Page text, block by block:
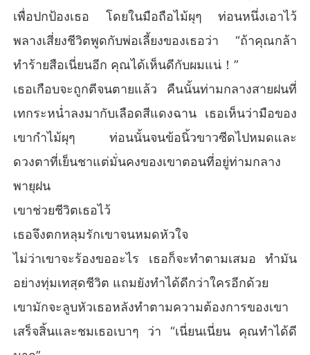
เพื่อปกป้องเธอ โดยในมือถือไม้ผุๆ ท่อนหนึ่งเอาไว้
พลางเสี่ยงชีวิตพูดกับพ่อเลี้ยงของเธอว่า “ถ้าคุณกล้า
ทำร้ายสือเนี่ยนอีก คุณได้เห็นดีกับผมแน่！”
เธอเกือบจะถูกตีจนตายแล้ว คืนนั้นท่ามกลางสายฝนที่
เทกระหน่ำลงมากับเลือดสีแดงฉาน เธอเห็นว่ามือของ
เขากำไม้ผุๆ ท่อนนั้นจนข้อนิ้วขาวซีดไปหมดและ
ดวงตาที่เย็นชาแต่มั่นคงของเขาตอนที่อยู่ท่ามกลาง
พายุฝน
เขาช่วยชีวิตเธอไว้
เธอจึงตกหลุมรักเขาจนหมดหัวใจ
ไม่ว่าเขาจะร้องขออะไร เธอก็จะทำตามเสมอ ทำมัน
อย่างทุ่มเทสุดชีวิต แถมยังทำได้ดีกว่าใครอีกด้วย
เขามักจะลูบหัวเธอหลังทำตามความต้องการของเขา
เสร็จสิ้นและชมเธอเบาๆ ว่า “เนี่ยนเนี่ยน คุณทำได้ดี